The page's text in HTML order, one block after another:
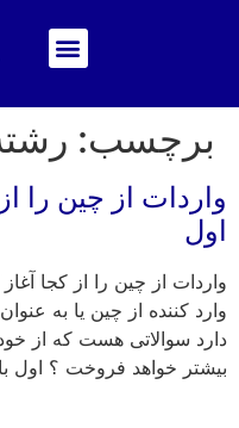
برچسب:
واردات از چین را
اول
واردات از چین را از کجا
وارد کننده از چین یا به
دارد سوالاتی هست که از
بیشتر خواهد فروخت ؟ اول